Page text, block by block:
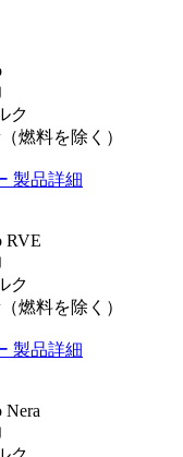
ク
燃料を除く）
製品詳細
RVE
ク
燃料を除く）
製品詳細
Nera